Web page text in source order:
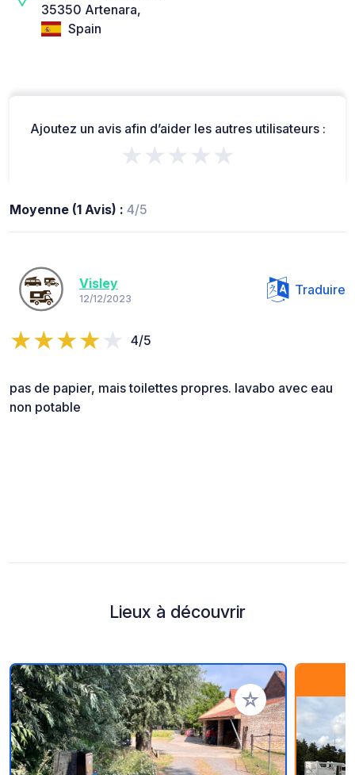
35350 Artenara,
Spain
Ajoutez un avis afin d’aider les autres utilisateurs :
★★★★★
Moyenne (1 Avis) : 4/5
Visley
12/12/2023
Traduire
4/5
pas de papier, mais toilettes propres. lavabo avec eau
non potable
Lieux à découvrir
Ajouter à vos